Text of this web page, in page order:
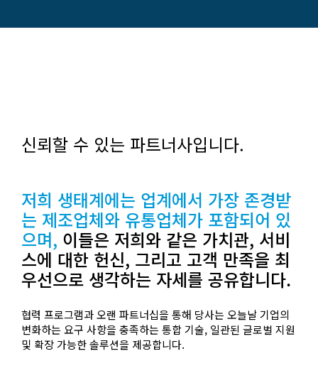
신뢰할 수 있는 파트너사입니다.
저희 생태계에는 업계에서 가장 존경받
는 제조업체와 유통업체가 포함되어 있
으며, 이들은 저희와 같은 가치관, 서비
스에 대한 헌신, 그리고 고객 만족을 최
우선으로 생각하는 자세를 공유합니다.
협력 프로그램과 오랜 파트너십을 통해 당사는 오늘날 기업의
변화하는 요구 사항을 충족하는 통합 기술, 일관된 글로벌 지원
및 확장 가능한 솔루션을 제공합니다.